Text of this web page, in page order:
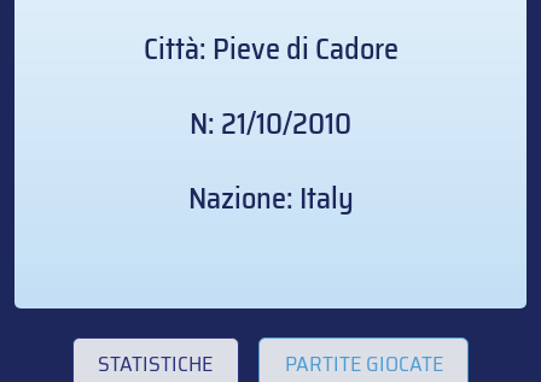
Città: Pieve di Cadore
N: 21/10/2010
Nazione: Italy
STATISTICHE PARTITE GIOCATE